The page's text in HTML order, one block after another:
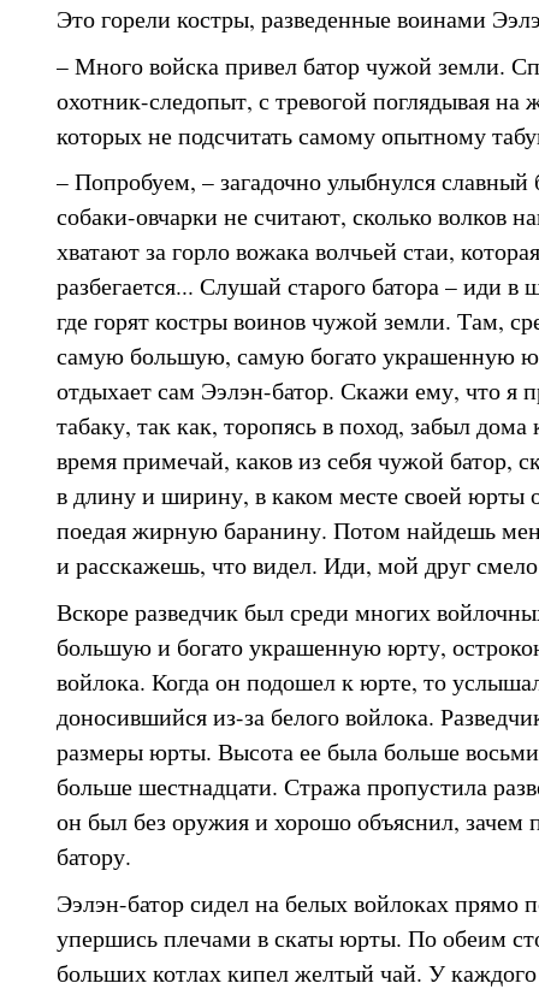
Это горели костры, разведенные воинами
– Много войска привел батор чужой земли.
охотник-следопыт, с тревогой поглядывая на
которых не подсчитать самому опытному
– Попробуем, – загадочно улыбнулся славный
собаки-овчарки не считают, сколько волков
хватают за горло вожака волчьей стаи,
разбегается... Слушай старого батора – иди
где горят костры воинов чужой земли. Там,
самую большую, самую богато украшенную
отдыхает сам Ээлэн-батор. Скажи ему, что я
табаку, так как, торопясь в поход, забыл
время примечай, каков из себя чужой батор,
в длину и ширину, в каком месте своей юрты
поедая жирную баранину. Потом найдешь
и расскажешь, что видел. Иди, мой друг
Вскоре разведчик был среди многих
большую и богато украшенную юрту,
войлока. Когда он подошел к юрте, то
доносившийся из-за белого войлока.
размеры юрты. Высота ее была больше
больше шестнадцати. Стража пропустила
он был без оружия и хорошо объяснил,
батору.
Ээлэн-батор сидел на белых войлоках прямо
упершись плечами в скаты юрты. По обеим
больших котлах кипел желтый чай. У каждого